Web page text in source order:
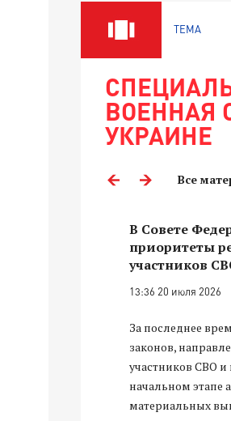
ТЕМА
ВОЕННАЯ
УКРАИНЕ
Все
В Совете
приоритеты
участников
13:36 20 июля 2026
За последнее
законов,
участников СВО и
начальном этапе
материальных